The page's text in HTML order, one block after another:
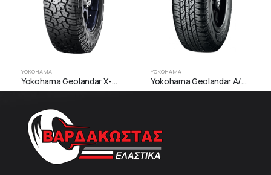
YOKOHAMA
Yokohama Geolandar X-AT (G016)
YOKOHAMA
Yokohama Geolandar A/T (G015)